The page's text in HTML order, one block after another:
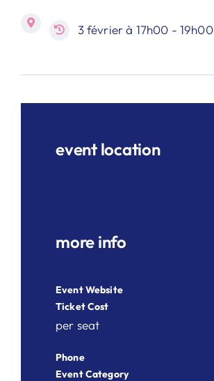
3 février à 17h00 - 19h00
event location
more info
Event Website
Ticket Cost
per seat
Phone
Event Category